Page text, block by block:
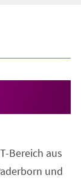
Bereich aus
und